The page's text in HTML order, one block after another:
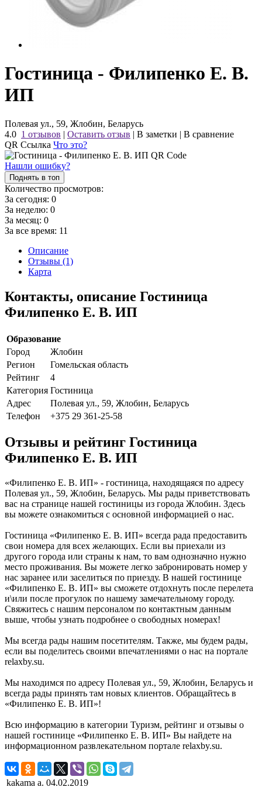
Гостиница - Филипенко Е. В.
ИП
Полевая ул., 59, Жлобин, Беларусь
4.0 1 отзывов | Оставить отзыв | В заметки | В сравнение
QR Ссылка Что это?
Нашли ошибку?
Поднять в топ
Количество просмотров:
За сегодня: 0
За неделю: 0
За месяц: 0
За все время: 11
Описание
Отзывы (1)
Карта
Контакты, описание Гостиница
Филипенко Е. В. ИП
Образование
Город
Жлобин
Регион
Гомельская область
Рейтинг
4
Категория Гостиница
Адрес
Полевая ул., 59, Жлобин, Беларусь
Телефон
+375 29 361-25-58
Отзывы и рейтинг Гостиница
Филипенко Е. В. ИП
«Филипенко Е. В. ИП» - гостиница, находящаяся по адресу
Полевая ул., 59, Жлобин, Беларусь. Мы рады приветствовать
вас на странице нашей гостиницы из города Жлобин. Здесь
вы можете ознакомиться с основной информацией о нас.
Гостиница «Филипенко Е. В. ИП» всегда рада предоставить
свои номера для всех желающих. Если вы приехали из
другого города или страны к нам, то вам однозначно нужно
место проживания. Вы можете легко забронировать номер у
нас заранее или заселиться по приезду. В нашей гостинице
«Филипенко Е. В. ИП» вы сможете отдохнуть после перелета
и\или после прогулок по нашему замечательному городу.
Свяжитесь с нашим персоналом по контактным данным
выше, чтобы узнать подробнее о свободных номерах!
Мы всегда рады нашим посетителям. Также, мы будем рады,
если вы поделитесь своими впечатлениями о нас на портале
relaxby.su.
Мы находимся по адресу Полевая ул., 59, Жлобин, Беларусь и
всегда рады принять там новых клиентов. Обращайтесь в
«Филипенко Е. В. ИП»!
Всю информацию в категории Туризм, рейтинг и отзывы о
нашей гостинице «Филипенко Е. В. ИП» Вы найдете на
информационном развлекательном портале relaxby.su.
kakama a. 04.02.2019